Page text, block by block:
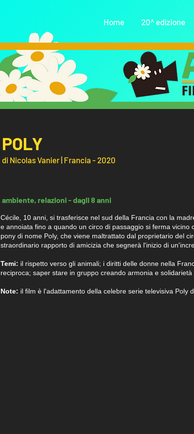
Home 20^ edizione
POLY
di Nicolas Vanier | Francia - 2020
ambiente, relazioni - dagli 8 anni
Cécile, 10 anni, si trasferisce nel sud della Francia con la
e annoiata fino a quando un circo di passaggio si ferma vicino
pony di nome Poly, che viene maltrattato dal proprietario del
straordinario rapporto di amicizia che segnerà l'inizio di
Temi: il rispetto verso gli animali; i diritti delle donne nella
reciproca; saper stare in gruppo creando armonia e solidarietà
Note: il film è l'adattamento della celebre serie televisiva Poly